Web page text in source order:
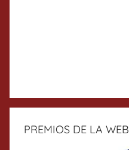
PREMIOS DE LA WEB